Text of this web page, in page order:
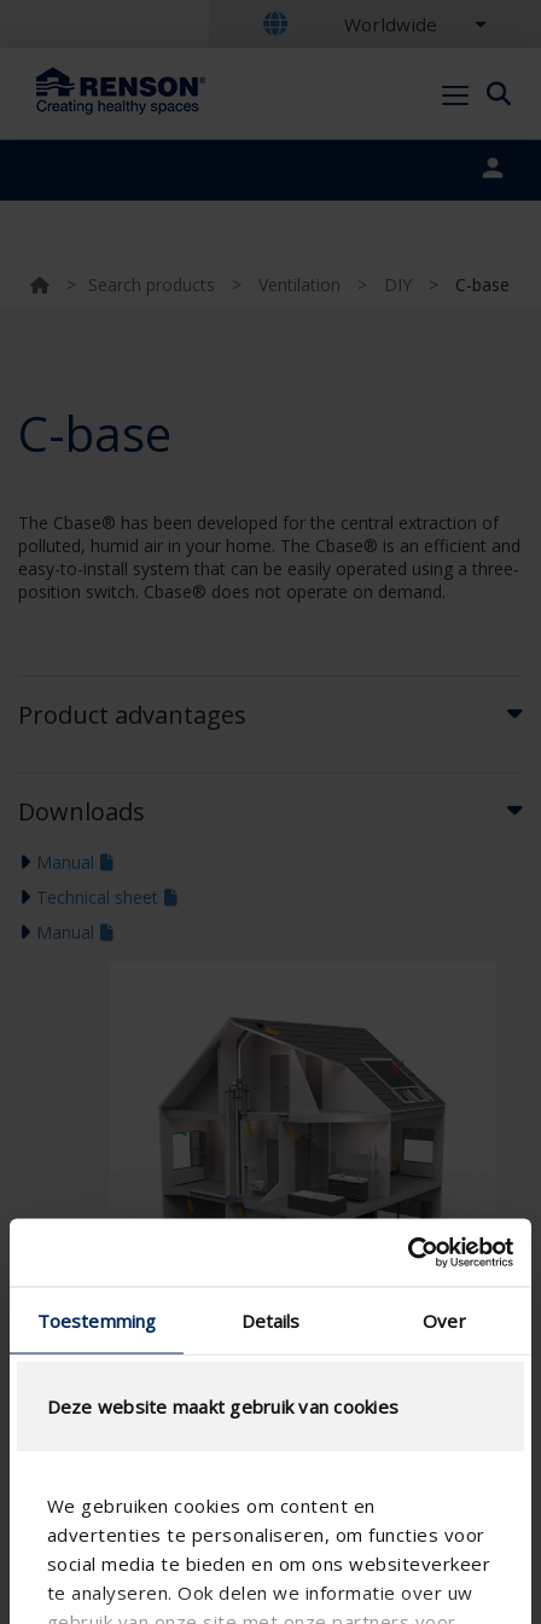
Toestemming Details Over
Deze website maakt gebruik van cookies
We gebruiken cookies om content en
advertenties te personaliseren, om functies voor
social media te bieden en om ons websiteverkeer
te analyseren. Ook delen we informatie over uw
Worldwide
> Search products > Ventilation > DIY > C-base
C-base
The Cbase® has been developed for the central extraction of
polluted, humid air in your home. The Cbase® is an efficient and
easy-to-install system that can be easily operated using a three-
position switch. Cbase® does not operate on demand.
Product advantages
Downloads
Manual
Technical sheet
Manual
Technical specifications